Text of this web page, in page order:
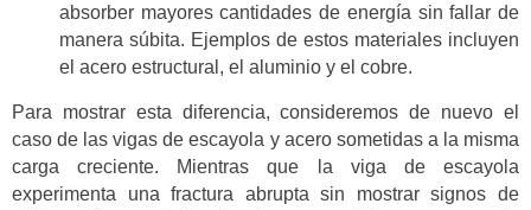
absorber mayores cantidades de energía sin fallar de
manera súbita. Ejemplos de estos materiales incluyen
el acero estructural, el aluminio y el cobre.
Para mostrar esta diferencia, consideremos de nuevo el
caso de las vigas de escayola y acero sometidas a la misma
carga creciente. Mientras que la viga de escayola
experimenta una fractura abrupta sin mostrar signos de